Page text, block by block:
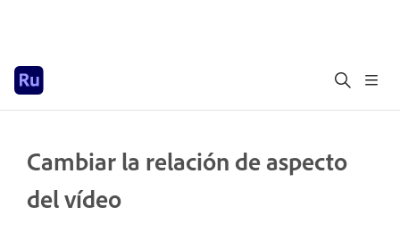
Cambiar la relación de aspecto
del vídeo